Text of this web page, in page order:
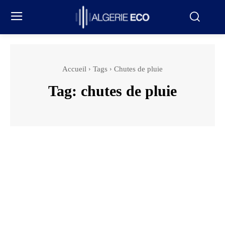
Accueil Tags Chutes de pluie
Tag: chutes de pluie